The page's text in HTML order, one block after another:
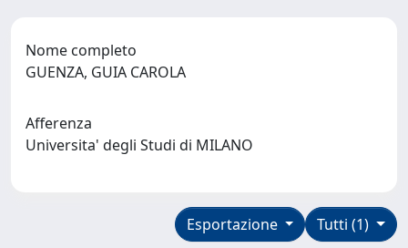
Nome completo
GUENZA, GUIA CAROLA
Afferenza
Universita' degli Studi di MILANO
Tutti (1)
Esportazione